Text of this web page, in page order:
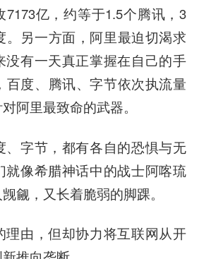
亿，约等于1.5个腾讯，3
。另一方面，阿里最迫切渴求
没有一天真正掌握在自己的手
百度、腾讯、字节依次执流量
阿里最致命的武器。
、字节，都有各自的恐惧与无
就像希腊神话中的战士阿喀琉
觎，又长着脆弱的脚踝。
理由，但却协力将互联网从开